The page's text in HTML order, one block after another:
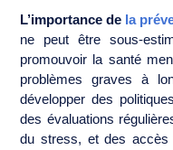
L’importance de la
ne peut être sous-
promouvoir la santé
problèmes graves à
développer des
des évaluations
du stress, et des